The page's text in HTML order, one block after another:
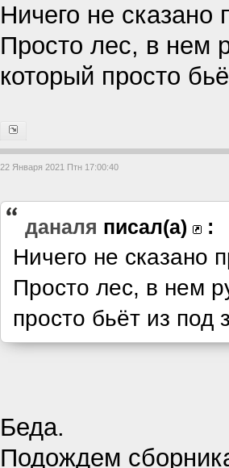
Ничего не сказано
Просто лес, в нем
который просто
22 Января 2021 Птн 17:00:40
даналя писал(а) :
Ничего не сказано
Просто лес, в нем
просто бьёт из под
Беда.
Подождем